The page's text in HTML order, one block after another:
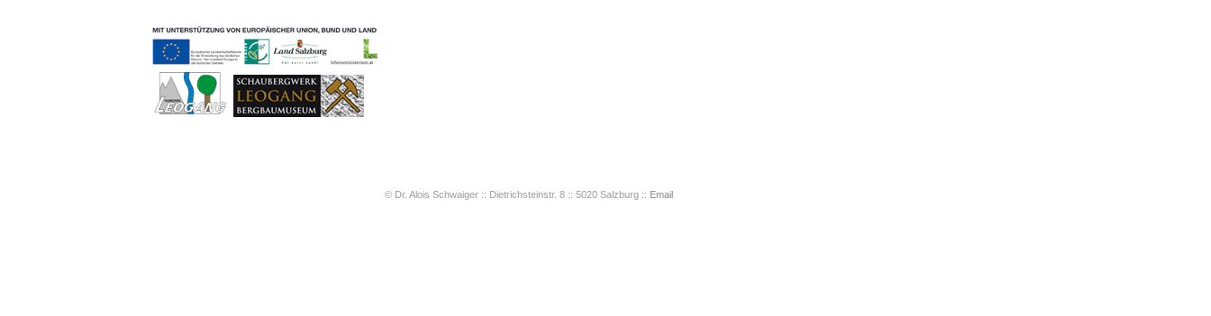
© Dr. Alois Schwaiger :: Dietrichsteinstr. 8 :: 5020 Salzburg :: Email